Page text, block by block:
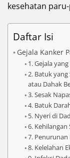
kesehatan
Daftar Isi
Gejala Kanker
1. Gejala
2. Batuk
atau Dahak
3. Sesak
4. Batuk
5. Nyeri di
6. Kehilangan
7. Penurunan
8. Kelelahan